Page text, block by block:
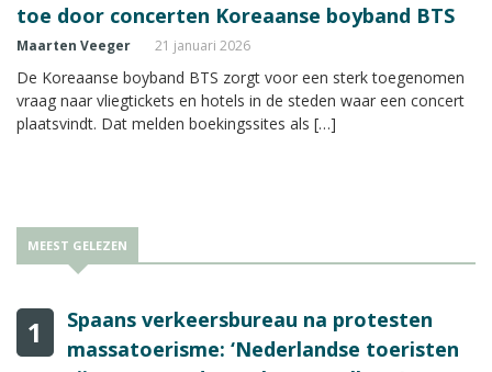
toe door concerten Koreaanse boyband BTS
Maarten Veeger 21 januari 2026
De Koreaanse boyband BTS zorgt voor een sterk toegenomen
vraag naar vliegtickets en hotels in de steden waar een concert
plaatsvindt. Dat melden boekingssites als […]
MEEST GELEZEN
1
Spaans verkeersbureau na protesten
massatoerisme: ‘Nederlandse toeristen